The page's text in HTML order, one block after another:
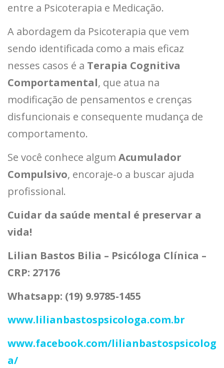
entre a Psicoterapia e Medicação.
A abordagem da Psicoterapia que vem
sendo identificada como a mais eficaz
nesses casos é a Terapia Cognitiva
Comportamental, que atua na
modificação de pensamentos e crenças
disfuncionais e consequente mudança de
comportamento.
Se você conhece algum Acumulador
Compulsivo, encoraje-o a buscar ajuda
profissional.
Cuidar da saúde mental é preservar a
vida!
Lilian Bastos Bilia – Psicóloga Clínica –
CRP: 27176
Whatsapp: (19) 9.9785-1455
www.lilianbastospsicologa.com.br
www.facebook.com/lilianbastospsicolog
a/